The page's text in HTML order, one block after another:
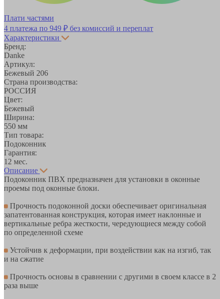
Плати частями
4 платежа по 949 ₽ без комиссий и переплат
Характеристики
Бренд:
Danke
Артикул:
Бежевый 206
Страна производства:
РОССИЯ
Цвет:
Бежевый
Ширина:
550 мм
Тип товара:
Подоконник
Гарантия:
12 мес.
Описание
Подоконник ПВХ предназначен для установки в оконные
проемы под оконные блоки.
Прочность подоконной доски обеспечивает оригинальная
запатентованная конструкция, которая имеет наклонные и
вертикальные ребра жесткости, чередующиеся между собой
по определенной схеме
Устойчив к деформации, при воздействии как на изгиб, так
и на сжатие
Прочность основы в сравнении с другими в своем классе в 2
раза выше